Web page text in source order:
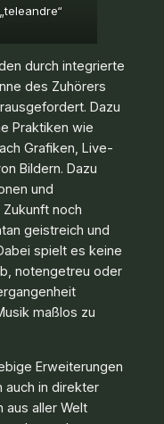
„teleandre“
durch integrierte
des Zuhörers
Dazu
Praktiken wie
Grafiken, Live-
Bildern. Dazu
und
noch
geistreich und
spielt es keine
notengetreu oder
maßlos zu
Erweiterungen
auch in direkter
aus aller Welt